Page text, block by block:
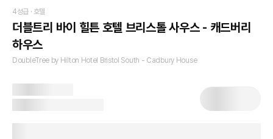
4성급 · 호텔
더블트리 바이 힐튼 호텔 브리스톨 사우스 - 캐드버리
하우스
DoubleTree by Hilton Hotel Bristol South - Cadbury House